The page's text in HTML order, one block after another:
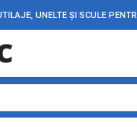
UNELTE ȘI SCULE
Colțare